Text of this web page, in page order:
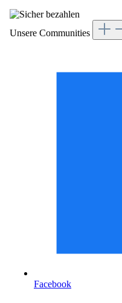
Unsere Communities
Facebook